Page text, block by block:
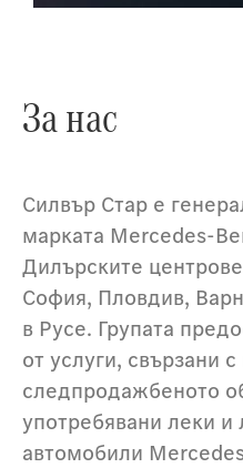
За нас
Силвър Стар е
марката Mercedes-
Дилърските
София, Пловдив,
в Русе. Групата
от услуги, свързани
следпродажбеното
употребявани леки и
автомобили